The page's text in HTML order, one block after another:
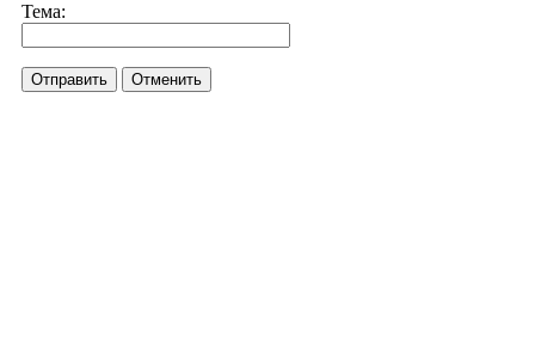
Тема:
Отправить Отменить